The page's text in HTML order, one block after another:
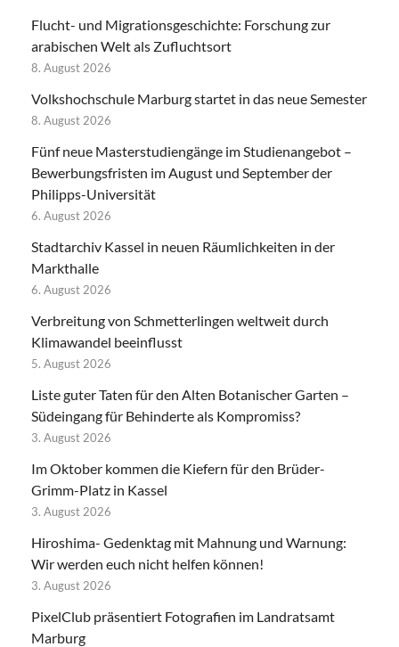
Flucht- und Migrationsgeschichte: Forschung zur
arabischen Welt als Zufluchtsort
8. August 2026
Volkshochschule Marburg startet in das neue Semester
8. August 2026
Fünf neue Masterstudiengänge im Studienangebot –
Bewerbungsfristen im August und September der
Philipps-Universität
6. August 2026
Stadtarchiv Kassel in neuen Räumlichkeiten in der
Markthalle
6. August 2026
Verbreitung von Schmetterlingen weltweit durch
Klimawandel beeinflusst
5. August 2026
Liste guter Taten für den Alten Botanischer Garten –
Südeingang für Behinderte als Kompromiss?
3. August 2026
Im Oktober kommen die Kiefern für den Brüder-
Grimm-Platz in Kassel
3. August 2026
Hiroshima- Gedenktag mit Mahnung und Warnung:
Wir werden euch nicht helfen können!
3. August 2026
PixelClub präsentiert Fotografien im Landratsamt
Marburg